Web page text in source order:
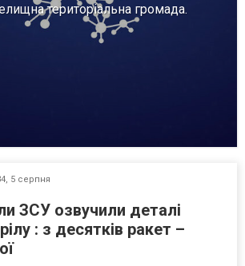
територіальна громада.
5 серпня
ЗСУ озвучили деталі
: з десятків ракет –